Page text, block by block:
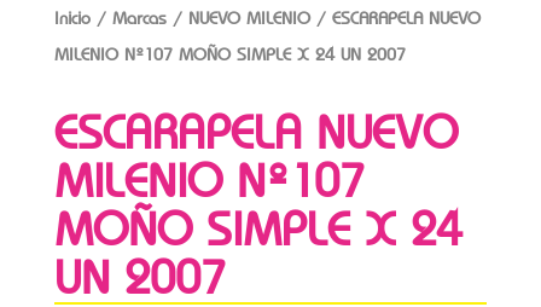
Inicio/ Marcas/ NUEVO MILENIO/ ESCARAPELA NUEVO
MILENIO Nº107 MOÑO SIMPLE X 24 UN 2007
ESCARAPELA NUEVO
MILENIO Nº107
MOÑO SIMPLE X 24
UN 2007